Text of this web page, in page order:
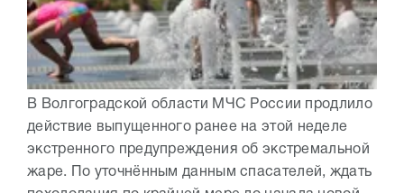
В Волгоградской области МЧС России продлило
действие выпущенного ранее на этой неделе
экстренного предупреждения об экстремальной
жаре. По уточнённым данным спасателей, ждать